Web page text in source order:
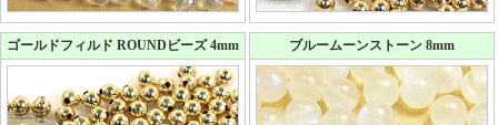
ゴールドフィルド ROUNDビーズ 4mm ブルームーンストーン 8mm